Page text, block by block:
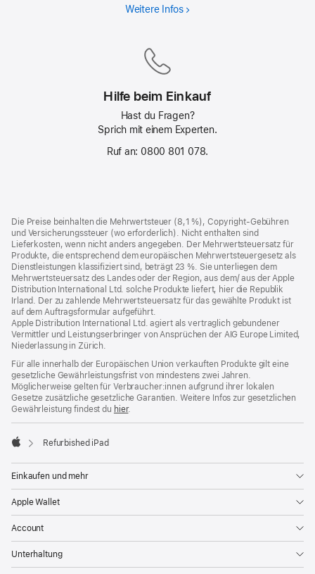
Weitere InfosKostenlose
Hilfe beim Einkauf
Hast du Fragen?
Sprich mit einem Experten.
Ruf an: 0800 801 078.
Die Preise beinhalten die Mehrwertsteuer (8,1 %), Copyright-Gebühren
und Versicherungssteuer (wo erforderlich). Nicht enthalten sind
Lieferkosten, wenn nicht anders angegeben. Der Mehrwertsteuersatz für
Produkte, die entsprechend dem europäischen Mehrwertsteuergesetz als
Dienstleistungen klassifiziert sind, beträgt 23 %. Sie unterliegen dem
Mehrwertsteuersatz des Landes oder der Region, aus dem/ aus der Apple
Distribution International Ltd. solche Produkte liefert, hier die Republik
Irland. Der zu zahlende Mehrwertsteuersatz für das gewählte Produkt ist
auf dem Auftragsformular aufgeführt.
Apple Distribution International Ltd. agiert als vertraglich gebundener
Vermittler und Leistungserbringer von Ansprüchen der AIG Europe Limited,
Niederlassung in Zürich.
Für alle innerhalb der Europäischen Union verkauften Produkte gilt eine
gesetzliche Gewährleistungsfrist von mindestens zwei Jahren.
Möglicherweise gelten für Verbraucher:innen aufgrund ihrer lokalen
Gesetze zusätzliche gesetzliche Garantien. Weitere Infos zur gesetzlichen
Gewährleistung findest du hier.
Refurbished iPad
Einkaufen und mehr
Apple Wallet
Account
Unterhaltung